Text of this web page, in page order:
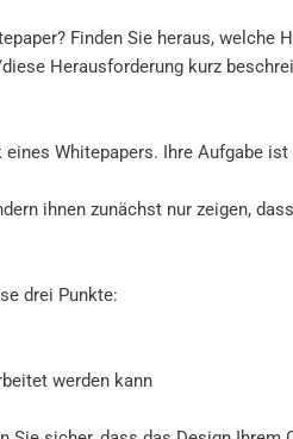
Finden Sie heraus, welche
Herausforderung kurz
Whitepapers. Ihre Aufgabe
ihnen zunächst nur zeigen,
drei Punkte:
werden kann